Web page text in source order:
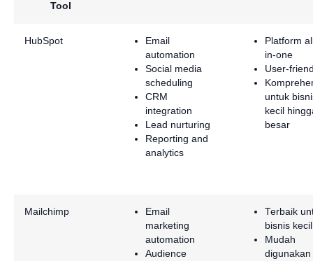
Tool
HubSpot
Email
automation
Social media
scheduling
CRM
integration
Lead nurturing
Reporting and
analytics
Platform
in-one
User-
untuk
kecil
besar
Mailchimp
Email
marketing
automation
Audience
Terbaik
bisnis kecil
Mudah
digunakan